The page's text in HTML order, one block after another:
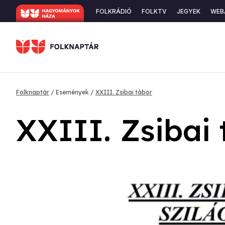
Ugrás
a
Secondary
FOLKRÁDIÓ FOLKTV JEGYEK
Morzsa
Folknaptár Események XXIII. Zsibai tábor
XXIII. Zsibai